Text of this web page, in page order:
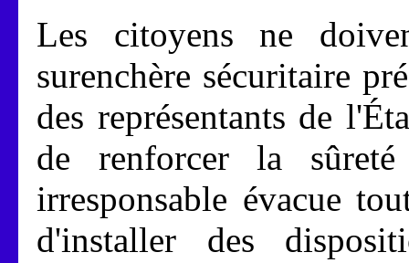
Les citoyens ne
surenchère sécuritaire
des représentants de
de renforcer la
irresponsable évacue
d'installer des